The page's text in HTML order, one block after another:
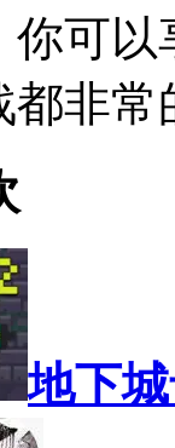
你可以
都非
地下